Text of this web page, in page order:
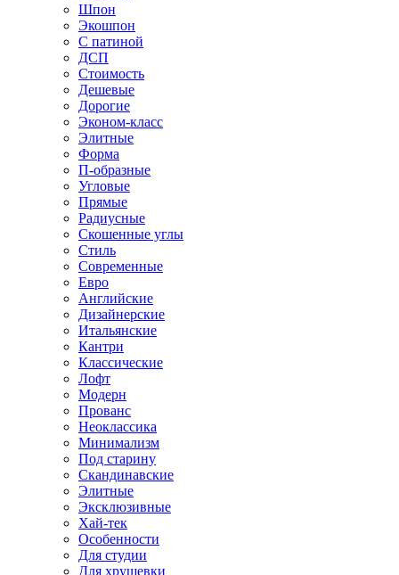
Шпон
Экошпон
С патиной
ДСП
Стоимость
Дешевые
Дорогие
Эконом-класс
Элитные
Форма
П-образные
Угловые
Прямые
Радиусные
Скошенные углы
Стиль
Современные
Евро
Английские
Дизайнерские
Итальянские
Кантри
Классические
Лофт
Модерн
Прованс
Неоклассика
Минимализм
Под старину
Скандинавские
Элитные
Эксклюзивные
Хай-тек
Особенности
Для студии
Для хрущевки